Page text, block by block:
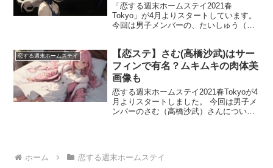
「恋する週末ホームステイ2021春
Tokyo」が4月よりスタートしています。
今回は男子メンバーの、たいしゅう（末
しての参加メンバーです。 合流した際に
は女子メンバー...
恋する週末ホームステイ
【恋ステ】さむ(高橋沙武)はサー
フィンで有名？ムキムキの肉体美
画像も
恋する週末ホームステイ2021春Tokyoが4
月よりスタートしました。 今回は男子メ
ンバーのさむ（高橋沙武）さんについて
ホーム 恋する週末ホームステイ